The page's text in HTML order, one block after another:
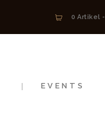
0 Artikel-
EVENTS